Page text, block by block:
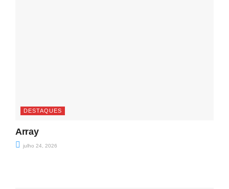
DESTAQUES
Array
julho 24, 2026